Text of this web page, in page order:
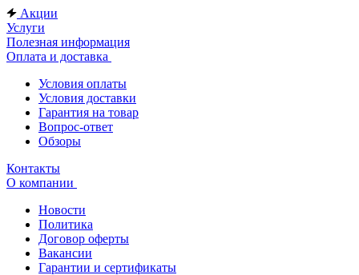
Акции
Услуги
Полезная информация
Оплата и доставка
Условия оплаты
Условия доставки
Гарантия на товар
Вопрос-ответ
Обзоры
Контакты
О компании
Новости
Политика
Договор оферты
Вакансии
Гарантии и сертификаты